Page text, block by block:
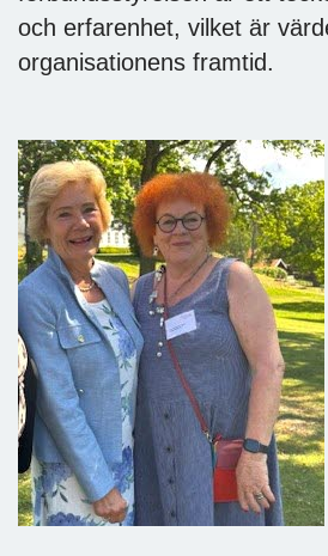
och erfarenhet, vilket är
organisationens framtid.